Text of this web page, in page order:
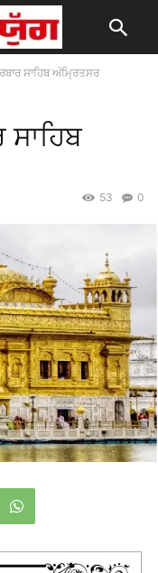
ਸਾਹਿਬ ਅੰਮ੍ਰਿਤਸਰ
ਸਾਹਿਬ
0
53